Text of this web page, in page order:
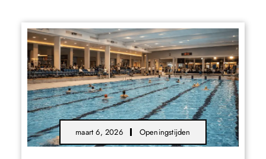
maart 6, 2026 Openingstijden